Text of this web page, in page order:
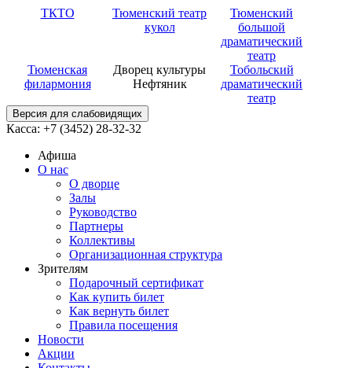
ТКТО
Тюменский театр
кукол
Тюменский
большой
драматический
театр
Тюменская
филармония
Дворец культуры
Нефтяник
Тобольский
драматический
театр
Версия для слабовидящих
Касса: +7 (3452) 28-32-32
Афиша
О нас
О дворце
Залы
Руководство
Партнеры
Коллективы
Организационная структура
Зрителям
Подарочный сертификат
Как купить билет
Как вернуть билет
Правила посещения
Новости
Акции